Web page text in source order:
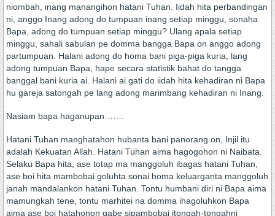
niombah, inang manangihon hatani Tuhan. Iidah hita perbandingan
ni, anggo Inang adong do tumpuan inang setiap minggu, sonaha
Bapa, adong do tumpuan setiap minggu? Ulang apala setiap
minggu, sahali sabulan pe domma bangga Bapa on anggo adong
partumpuan. Halani adong do homa bani piga-piga kuria, lang
adong tumpuan Bapa, hape secara statistik bahat do tangga
banggal bani kuria ai. Halani ai gati do iidah hita kehadiran ni Bapa
hu gareja satongah pe lang adong marimbang kehadiran ni Inang.
Nasiam bapa haganupan…….
Hatani Tuhan manghatahon hubanta bani panorang on, Injil itu
adalah Kekuatan Allah. Hatani Tuhan aima hagogohon ni Naibata.
Selaku Bapa hita, ase totap ma manggoluh ibagas hatani Tuhan,
ase boi hita mambobai goluhta sonai homa keluarganta manggoluh
janah mandalankon hatani Tuhan. Tontu humbani diri ni Bapa aima
mamungkah tene, tontu marhitei na domma ihagoluhkon Bapa
aima ase boi hatahonon gabe sipambobai itongah-tongahni